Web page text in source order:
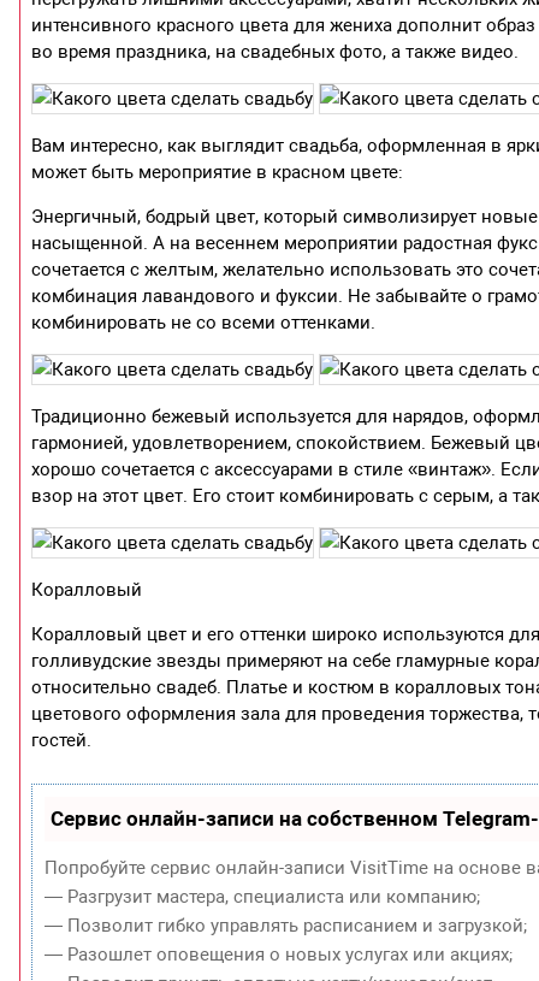
интенсивного красного цвета для жениха дополнит
во время праздника, на свадебных фото, а также видео.
Вам интересно, как выглядит свадьба, оформленная в
может быть мероприятие в красном цвете:
Энергичный, бодрый цвет, который символизирует
насыщенной. А на весеннем мероприятии радостная
сочетается с желтым, желательно использовать это
комбинация лавандового и фуксии. Не забывайте о
комбинировать не со всеми оттенками.
Традиционно бежевый используется для нарядов,
гармонией, удовлетворением, спокойствием. Бежевый
хорошо сочетается с аксессуарами в стиле «винтаж».
взор на этот цвет. Его стоит комбинировать с серым, а
Коралловый
Коралловый цвет и его оттенки широко используются
голливудские звезды примеряют на себе гламурные
относительно свадеб. Платье и костюм в коралловых
цветового оформления зала для проведения торжества,
гостей.
Сервис онлайн-записи на собственном
Попробуйте сервис онлайн-записи VisitTime на основе
— Разгрузит мастера, специалиста или компанию;
— Позволит гибко управлять расписанием и загрузкой;
— Разошлет оповещения о новых услугах или акциях;